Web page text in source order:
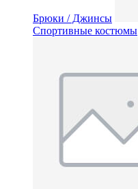
Брюки / Джинсы
Спортивные костюмы